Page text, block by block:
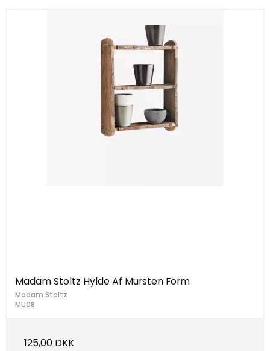
Madam Stoltz Hylde Af Mursten Form
Madam Stoltz
MU08
125,00 DKK